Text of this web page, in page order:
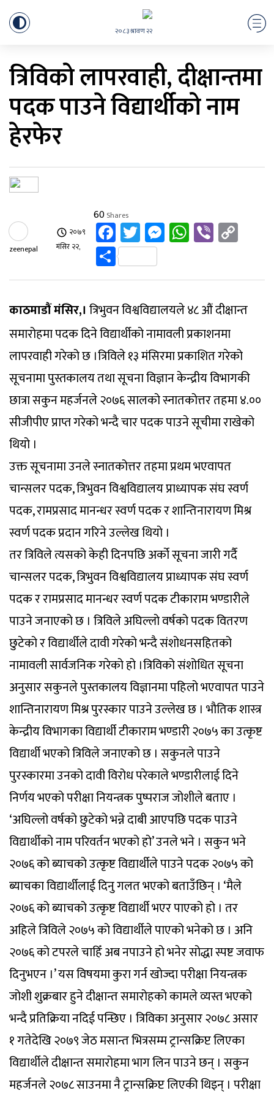
२०८३ श्रावण २२
त्रिविको लापरवाही, दीक्षान्तमा
पदक पाउने विद्यार्थीको नाम
हेरफेर
zeenepal
२०७९
मंसिर २२,
60 Shares
Facebook
Twitter
Messenger
WhatsApp
Viber
Share
काठमाडौं मंसिर,। त्रिभुवन विश्वविद्यालयले ४८ औं दीक्षान्त
समारोहमा पदक दिने विद्यार्थीको नामावली प्रकाशनमा
लापरवाही गरेको छ ।त्रिविले १३ मंसिरमा प्रकाशित गरेको
सूचनामा पुस्तकालय तथा सूचना विज्ञान केन्द्रीय विभागकी
छात्रा सकुन महर्जनले २०७६ सालको स्नातकोत्तर तहमा ४.००
सीजीपीए प्राप्त गरेको भन्दै चार पदक पाउने सूचीमा राखेको
थियो ।
उक्त सूचनामा उनले स्नातकोत्तर तहमा प्रथम भएवापत
चान्सलर पदक, त्रिभुवन विश्वविद्यालय प्राध्यापक संघ स्वर्ण
पदक, रामप्रसाद मानन्धर स्वर्ण पदक र शान्तिनारायण मिश्र
स्वर्ण पदक प्रदान गरिने उल्लेख थियो ।
तर त्रिविले त्यसको केही दिनपछि अर्को सूचना जारी गर्दै
चान्सलर पदक, त्रिभुवन विश्वविद्यालय प्राध्यापक संघ स्वर्ण
पदक र रामप्रसाद मानन्धर स्वर्ण पदक टीकाराम भण्डारीले
पाउने जनाएको छ । त्रिविले अघिल्लो वर्षको पदक वितरण
छुटेको र विद्यार्थीले दावी गरेको भन्दै संशोधनसहितको
नामावली सार्वजनिक गरेको हो ।त्रिविको संशोधित सूचना
अनुसार सकुनले पुस्तकालय विज्ञानमा पहिलो भएवापत पाउने
शान्तिनारायण मिश्र पुरस्कार पाउने उल्लेख छ । भौतिक शास्त्र
केन्द्रीय विभागका विद्यार्थी टीकाराम भण्डारी २०७५ का उत्कृष्ट
विद्यार्थी भएको त्रिविले जनाएको छ । सकुनले पाउने
पुरस्कारमा उनको दावी विरोध परेकाले भण्डारीलाई दिने
निर्णय भएको परीक्षा नियन्त्रक पुष्पराज जोशीले बताए ।
‘अघिल्लो वर्षको छुटेको भन्ने दाबी आएपछि पदक पाउने
विद्यार्थीको नाम परिवर्तन भएको हो’ उनले भने । सकुन भने
२०७६ को ब्याचको उत्कृष्ट विद्यार्थीले पाउने पदक २०७५ को
ब्याचका विद्यार्थीलाई दिनु गलत भएको बताउँछिन् । ‘मैले
२०७६ को ब्याचको उत्कृष्ट विद्यार्थी भएर पाएको हो । तर
अहिले त्रिविले २०७५ को विद्यार्थीले पाएको भनेको छ । अनि
२०७६ को टपरले चाहिँ अब नपाउने हो भनेर सोद्धा स्पष्ट जवाफ
दिनुभएन ।’ यस विषयमा कुरा गर्न खोज्दा परीक्षा नियन्त्रक
जोशी शुक्रबार हुने दीक्षान्त समारोहको कामले व्यस्त भएको
भन्दै प्रतिक्रिया नदिई पन्छिए । त्रिविका अनुसार २०७८ असार
१ गतेदेखि २०७९ जेठ मसान्त भित्रसम्म ट्रान्सक्रिप्ट लिएका
विद्यार्थीले दीक्षान्त समारोहमा भाग लिन पाउने छन् । सकुन
महर्जनले २०७८ साउनमा नै ट्रान्सक्रिप्ट लिएकी थिइन् । परीक्षा